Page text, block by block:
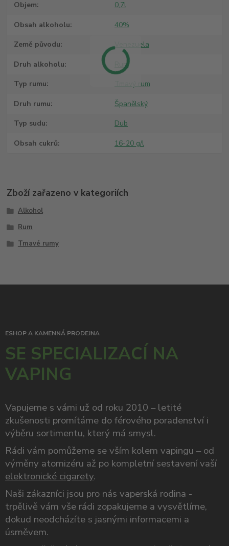
Objem 0,7l
Obsah alkoholu 40%
Země původu Venezuela
Druh alkoholu Rum
Typ rumu Tmavý rum
Druh rumu Španělský
Typ sudu Dub
Obsah cukrů 16-20 g/l
Zboží zařazeno v kategoriích
Alkohol
Rum
Tmavé rumy
ESHOP A KAMENNÁ PRODEJNA
SE SPECIALIZACÍ NA
VAPING
Vapujeme s vámi už od roku 2010 – letité
zkušenosti promítáme do férového poradenství i
výběru sortimentu, který má smysl.
Rádi vám pomůžeme se vším kolem vapingu – od
výměny atomizéru až po kompletní sestavení vaší
elektronické cigarety.
Naši zákazníci jsou pro nás vaperská rodina -
trpělivě vám vše rádi zopakujeme a vysvětlíme,
dokud neodcházíte s jasnými informacemi a
úsměvem.